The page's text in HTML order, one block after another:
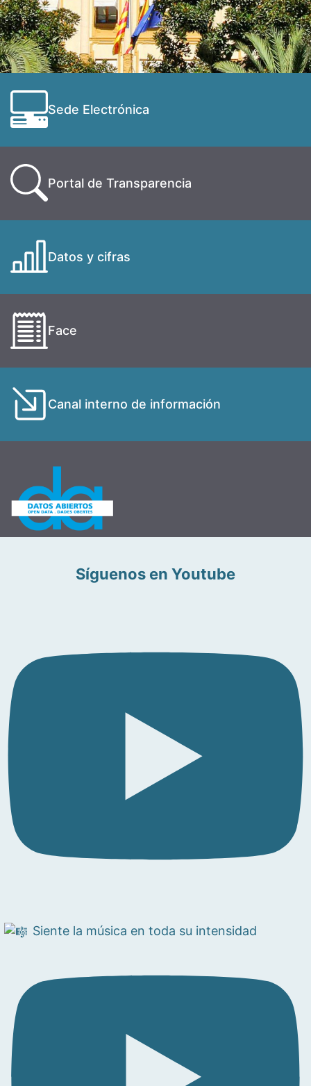
Sede Electrónica
Portal de Transparencia
Datos y cifras
Face
Canal interno de información
Síguenos en Youtube
Siente la música en toda su intensidad